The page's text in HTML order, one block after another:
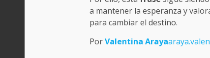
a mantener la esperanza y
para cambiar el destino.
PorValentina Araya